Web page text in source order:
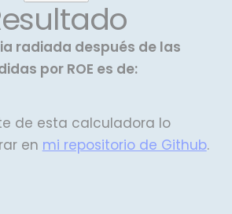
radiada después de las
por ROE es de:
de esta calculadora lo
en mi repositorio de Github.